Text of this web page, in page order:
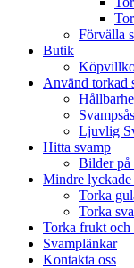
Förvälla
Butik
Använd torkad
Ljuvlig
Hitta svamp
Bilder på
Mindre lyckade
Torka
Torka
Torka frukt och
Svamplänkar
Kontakta oss